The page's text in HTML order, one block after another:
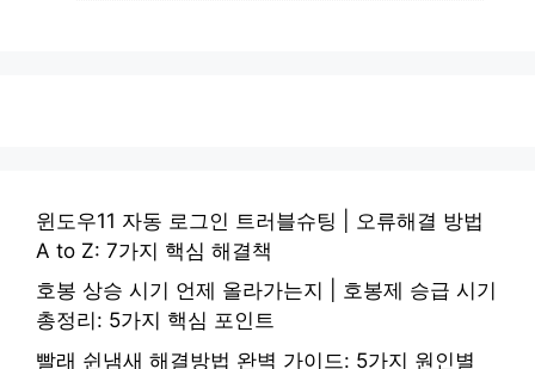
윈도우11 자동 로그인 트러블슈팅 | 오류해결 방법
A to Z: 7가지 핵심 해결책
호봉 상승 시기 언제 올라가는지 | 호봉제 승급 시기
총정리: 5가지 핵심 포인트
빨래 쉰냄새 해결방법 완벽 가이드: 5가지 원인별